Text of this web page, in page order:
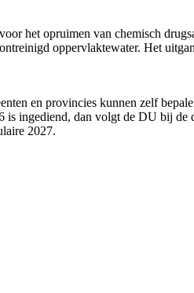
het opruimen van chemisch
oppervlaktewater. Het
en provincies kunnen zelf
ingediend, dan volgt de DU bij
2027.